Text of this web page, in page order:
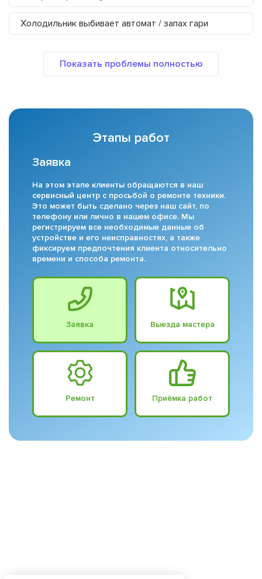
Холодильник выбивает автомат / запах гари
Этапы работ
Заявка
На этом этапе клиенты обращаются в наш
сервисный центр с просьбой о ремонте техники.
Это может быть сделано через наш сайт, по
телефону или лично в нашем офисе. Мы
регистрируем все необходимые данные об
устройстве и его неисправностях, а также
фиксируем предпочтения клиента относительно
времени и способа ремонта.
Заявка Выезда мастера
Ремонт Приёмка работ